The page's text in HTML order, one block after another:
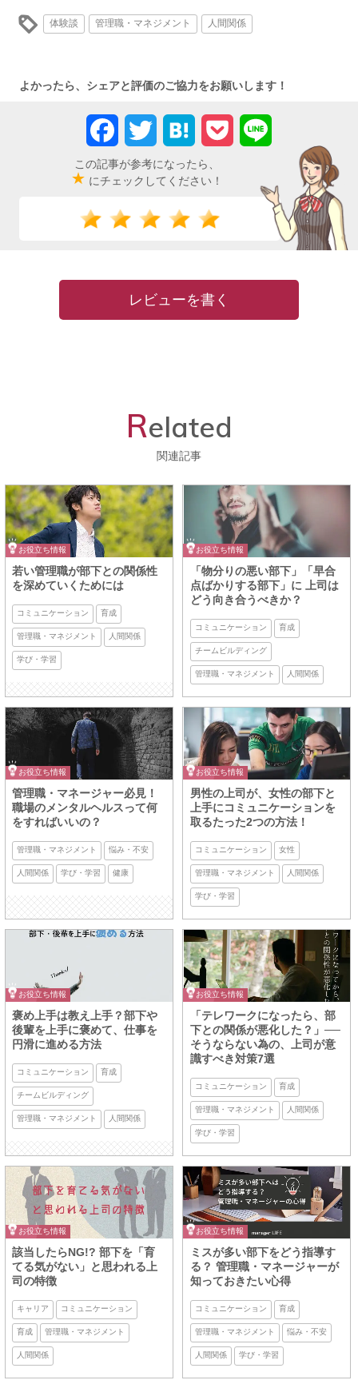
体験談 管理職・マネジメント 人間関係
よかったら、シェアと評価のご協力をお願いします！
この記事が参考になったら、
★ にチェックしてください！
FacebookTwitter Hatena Pocket
レビューを書く
Related
関連記事
お役立ち情報
若い管理職が部下との関係性
を深めていくためには
コミュニケーション 育成
管理職・マネジメント 人間関係
学び・学習
お役立ち情報
「物分りの悪い部下」「早合
点ばかりする部下」に 上司は
どう向き合うべきか？
コミュニケーション 育成
チームビルディング
管理職・マネジメント 人間関係
お役立ち情報
管理職・マネージャー必見！
職場のメンタルヘルスって何
をすればいいの？
管理職・マネジメント 悩み・不安
人間関係 学び・学習 健康
お役立ち情報
男性の上司が、女性の部下と
上手にコミュニケーションを
取るたった2つの方法！
コミュニケーション 女性
管理職・マネジメント 人間関係
学び・学習
お役立ち情報
褒め上手は教え上手？部下や
後輩を上手に褒めて、仕事を
円滑に進める方法
コミュニケーション 育成
チームビルディング
管理職・マネジメント 人間関係
お役立ち情報
「テレワークになったら、部
下との関係が悪化した？」──
そうならない為の、上司が意
識すべき対策7選
コミュニケーション 育成
管理職・マネジメント 人間関係
学び・学習
お役立ち情報
該当したらNG!? 部下を「育
てる気がない」と思われる上
司の特徴
キャリア コミュニケーション
育成 管理職・マネジメント
人間関係
お役立ち情報
ミスが多い部下をどう指導す
る？ 管理職・マネージャーが
知っておきたい心得
コミュニケーション 育成
管理職・マネジメント 悩み・不安
人間関係 学び・学習